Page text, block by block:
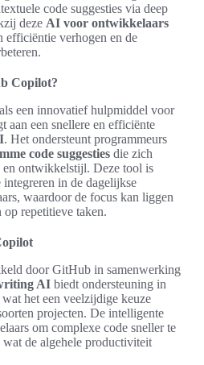
code suggesties via deep
deze AI voor ontwikkelaars
efficiëntie verhogen en de
Copilot?
een innovatief hulpmiddel voor
aan een snellere en efficiënte
. Het ondersteunt programmeurs
code suggesties die zich
en ontwikkelstijl. Deze tool is
in de dagelijkse
waardoor de focus kan liggen
repetitieve taken.
door GitHub in samenwerking
AI biedt ondersteuning in
het een veelzijdige keuze
projecten. De intelligente
om complexe code sneller te
wat de algehele productiviteit